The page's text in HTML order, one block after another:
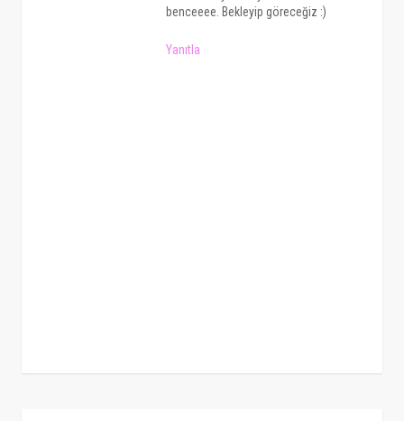
benceeee. Bekleyip göreceğiz :)
Yanıtla